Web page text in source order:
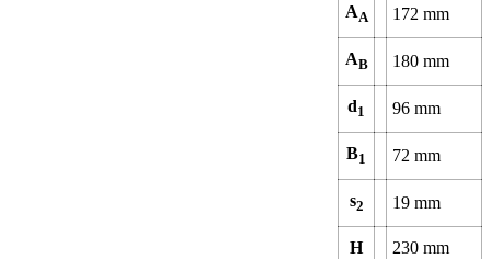
AA 172 mm
AB 180 mm
d1 96 mm
B1 72 mm
s2 19 mm
H 230 mm